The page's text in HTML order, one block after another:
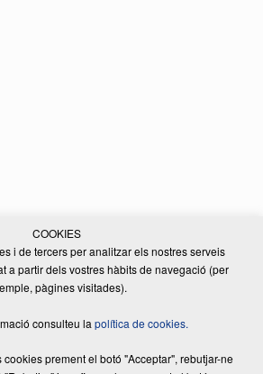
COOKIES
i de tercers per analitzar els nostres serveis
a partir dels vostres hàbits de navegació (per
pàgines visitades).
consulteu la política de cookies.
prement el botó "Acceptar", rebutjar-ne